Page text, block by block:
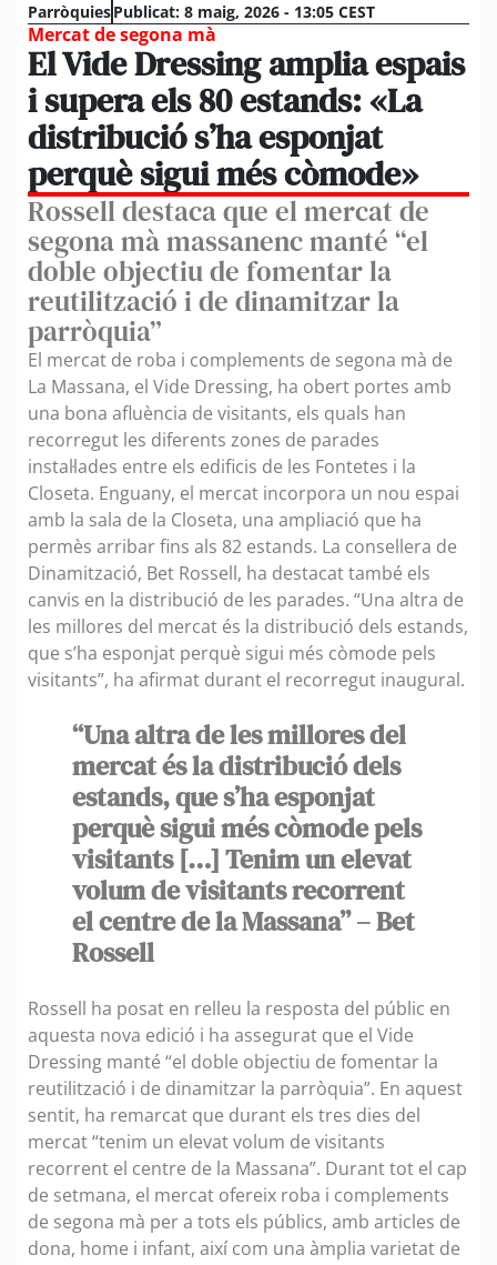
ParròquiesPublicat: 8 maig, 2026 - 13:05 CEST
Mercat de segona mà
El Vide Dressing amplia espais
i supera els 80 estands: «La
distribució s’ha esponjat
perquè sigui més còmode»
Rossell destaca que el mercat de
segona mà massanenc manté “el
doble objectiu de fomentar la
reutilització i de dinamitzar la
parròquia”
El mercat de roba i complements de segona mà de
La Massana, el Vide Dressing, ha obert portes amb
una bona afluència de visitants, els quals han
recorregut les diferents zones de parades
instal·lades entre els edificis de les Fontetes i la
Closeta. Enguany, el mercat incorpora un nou espai
amb la sala de la Closeta, una ampliació que ha
permès arribar fins als 82 estands. La consellera de
Dinamització, Bet Rossell, ha destacat també els
canvis en la distribució de les parades. “Una altra de
les millores del mercat és la distribució dels estands,
que s’ha esponjat perquè sigui més còmode pels
visitants”, ha afirmat durant el recorregut inaugural.
“Una altra de les millores del
mercat és la distribució dels
estands, que s’ha esponjat
perquè sigui més còmode pels
visitants […] Tenim un elevat
volum de visitants recorrent
el centre de la Massana” – Bet
Rossell
Rossell ha posat en relleu la resposta del públic en
aquesta nova edició i ha assegurat que el Vide
Dressing manté “el doble objectiu de fomentar la
reutilització i de dinamitzar la parròquia”. En aquest
sentit, ha remarcat que durant els tres dies del
mercat “tenim un elevat volum de visitants
recorrent el centre de la Massana”. Durant tot el cap
de setmana, el mercat ofereix roba i complements
de segona mà per a tots els públics, amb articles de
dona, home i infant, així com una àmplia varietat de